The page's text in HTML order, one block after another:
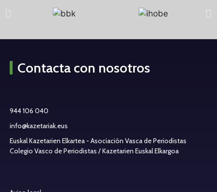
Contacta con nosotros
944 106 040
info@kazetariak.eus
Euskal Kazetarien Elkartea - Asociación Vasca de Periodistas
Colegio Vasco de Periodistas / Kazetarien Euskal Elkargoa